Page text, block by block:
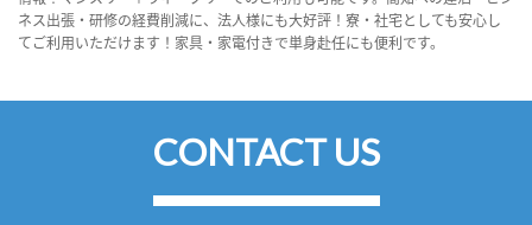
ネス出張・研修の経費削減に、法人様にも大好評！寮・社宅としても安心し
てご利用いただけます！家具・家電付きで単身赴任にも便利です。
CONTACT US